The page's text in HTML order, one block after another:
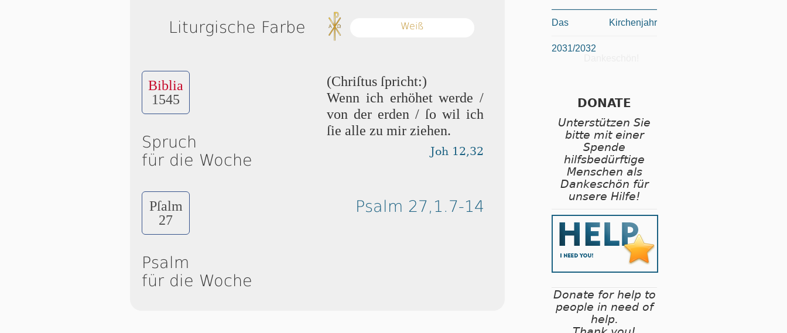
Liturgische Farbe Weiß
Biblia
1545
Spruch
für die Woche
(Chriſtus ſpricht:)
Wenn ich erhöhet wer­de /
von der erden / ſo wil ich
ſie alle zu mir ziehen.
Joh 12,32
Pſalm
27
Psalm
für die Woche
Psalm 27,1.7-14
Das Kirchenjahr
2031/2032
DONATE
Unterstützen Sie
bitte mit einer
Spende
hilfsbedürftige
Menschen als
Dankeschön für
unsere Hilfe!
Donate for help to
people in need of
help.